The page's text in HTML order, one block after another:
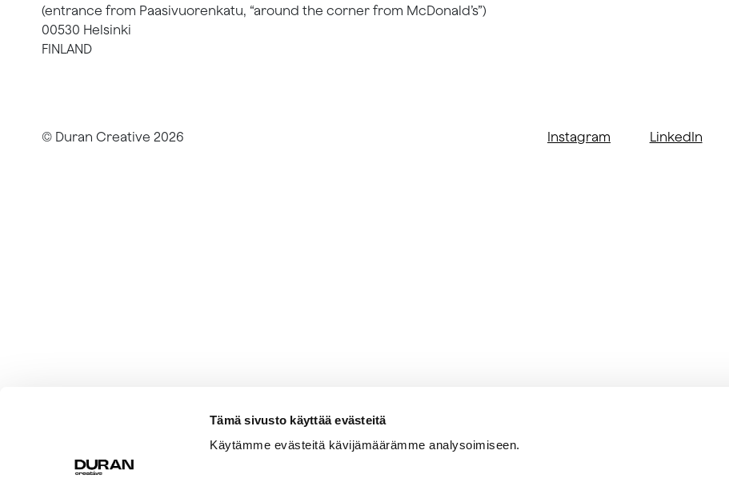
Tämä sivusto käyttää evästeitä
Käytämme evästeitä kävijämäärämme analysoimiseen.
(entrance from Paasivuorenkatu, “around the corner from McDonald’s”)
00530 Helsinki
FINLAND
© Duran Creative 2026 Instagram LinkedIn